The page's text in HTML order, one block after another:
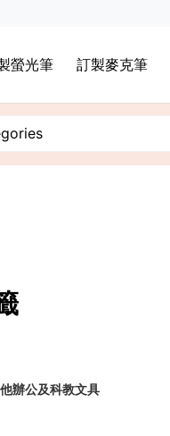
螢光筆 訂製麥克筆
辦公及科教文具